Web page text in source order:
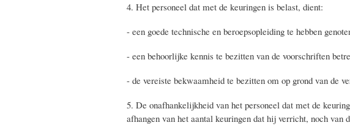
4. Het personeel dat met de keuringen is belast, dient:
- een goede technische en beroepsopleiding te hebben
- een behoorlijke kennis te bezitten van de voorschriften
- de vereiste bekwaamheid te bezitten om op grond van de
5. De onafhankelijkheid van het personeel dat met de
afhangen van het aantal keuringen dat hij verricht, noch van